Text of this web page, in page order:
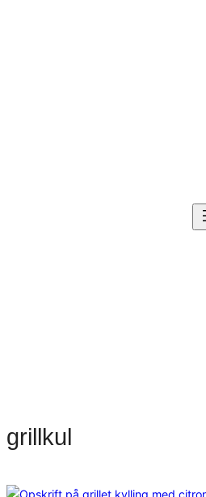
grillkul